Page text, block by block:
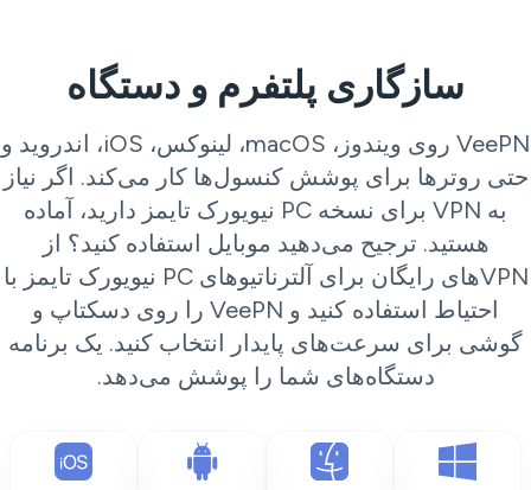
سازگاری پلتفرم و دستگاه
VeePN روی ویندوز، macOS، لینوکس، iOS، اندروید و
روترها برای پوشش کنسول‌ها کار می‌کند. اگر نیاز
به VPN برای نسخه PC نیویورک تایمز دارید، آماده
هستید. ترجیح می‌دهید موبایل استفاده کنید؟ از
VPNهای رایگان برای آلترناتیوهای PC نیویورک تایمز با
احتیاط استفاده کنید و VeePN را روی دسکتاپ و
برای سرعت‌های پایدار انتخاب کنید. یک برنامه
دستگاه‌های شما را پوشش می‌دهد.